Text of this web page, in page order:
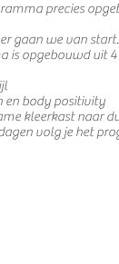
precies
gaan we van start.
is opgebouwd uit
en body positivity
kleerkast naar
volg je het